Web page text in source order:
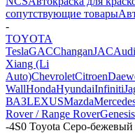
сопутствующие товары
-
TOYOTA
TeslaGACChanganJACAudi
Xiang (Li
Auto)ChevroletCitroen
WallHondaHyundaiInfiniti
ВАЗLEXUSMazda
Rover / Range RoverGenesis
-4S0 Toyota Серо-